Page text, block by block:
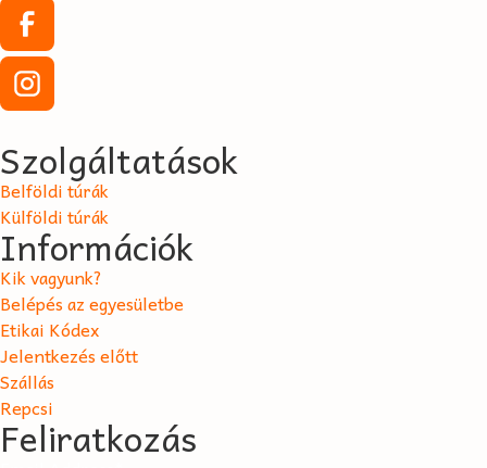
Szolgáltatások
Belföldi túrák
Külföldi túrák
Információk
Kik vagyunk?
Belépés az egyesületbe
Etikai Kódex
Jelentkezés előtt
Szállás
Repcsi
Feliratkozás